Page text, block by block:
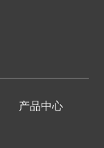
产品中心